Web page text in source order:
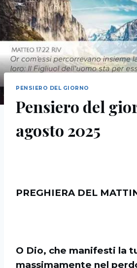
PENSIERO DEL GIORNO
Pensiero del
agosto 2025
PREGHIERA DEL
O Dio, che manifesti la
massimamente nel